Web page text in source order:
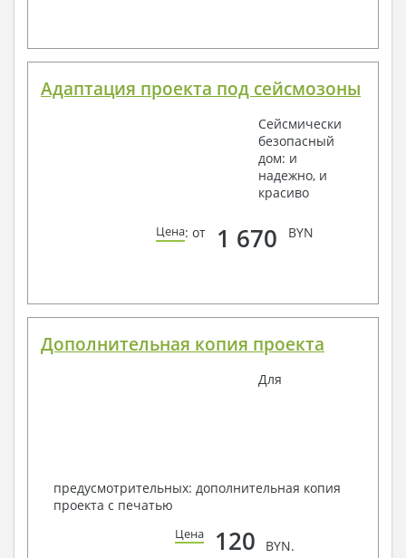
Адаптация проекта под сейсмозоны
Сейсмически
безопасный
дом: и
надежно, и
красиво
Цена: от 1 670 BYN
Дополнительная копия проекта
Для
предусмотрительных: дополнительная копия
проекта с печатью
Цена 120 BYN.